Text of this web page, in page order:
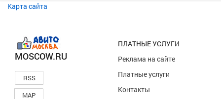
Карта сайта
MOSCOW.RU
RSS
MAP
ПЛАТНЫЕ УСЛУГИ
Реклама на сайте
Платные услуги
Контакты